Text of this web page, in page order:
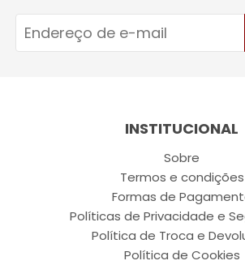
INSTITUCIONAL
Sobre
Termos e condições
Formas de
Políticas de Privacidade e
Política de Troca e
Política de Cookies